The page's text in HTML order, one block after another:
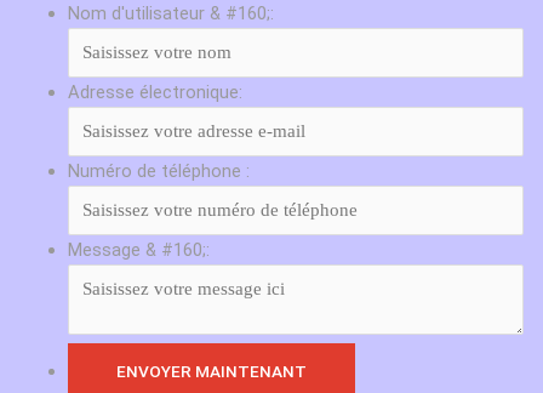
Nom d'utilisateur & #160;:
Adresse électronique:
Numéro de téléphone :
Message & #160;: